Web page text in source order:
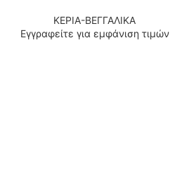
ΚΕΡΙΑ-ΒΕΓΓΑΛΙΚΑ
Εγγραφείτε για εμφάνιση τιμών